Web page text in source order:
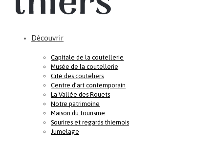
Découvrir
Capitale de la coutellerie
Musée de la coutellerie
Cité des couteliers
Centre d’art contemporain
La Vallée des Rouets
Notre patrimoine
Maison du tourisme
Sourires et regards thiernois
Jumelage